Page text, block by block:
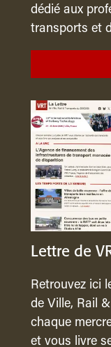
dédié aux
transports et
Lettre de
Retrouvez ici
de Ville, Rail
chaque
et vous livre